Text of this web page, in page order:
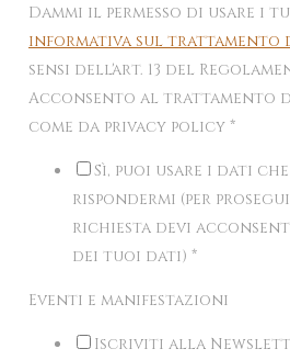
Dammi il permesso di usare i
informativa sul trattamento
sensi dell'art. 13 del
Acconsento al trattamento
come da privacy policy *
Sì, puoi usare i dati
rispondermi (per
richiesta devi
dei tuoi dati) *
Eventi e manifestazioni
Iscriviti alla